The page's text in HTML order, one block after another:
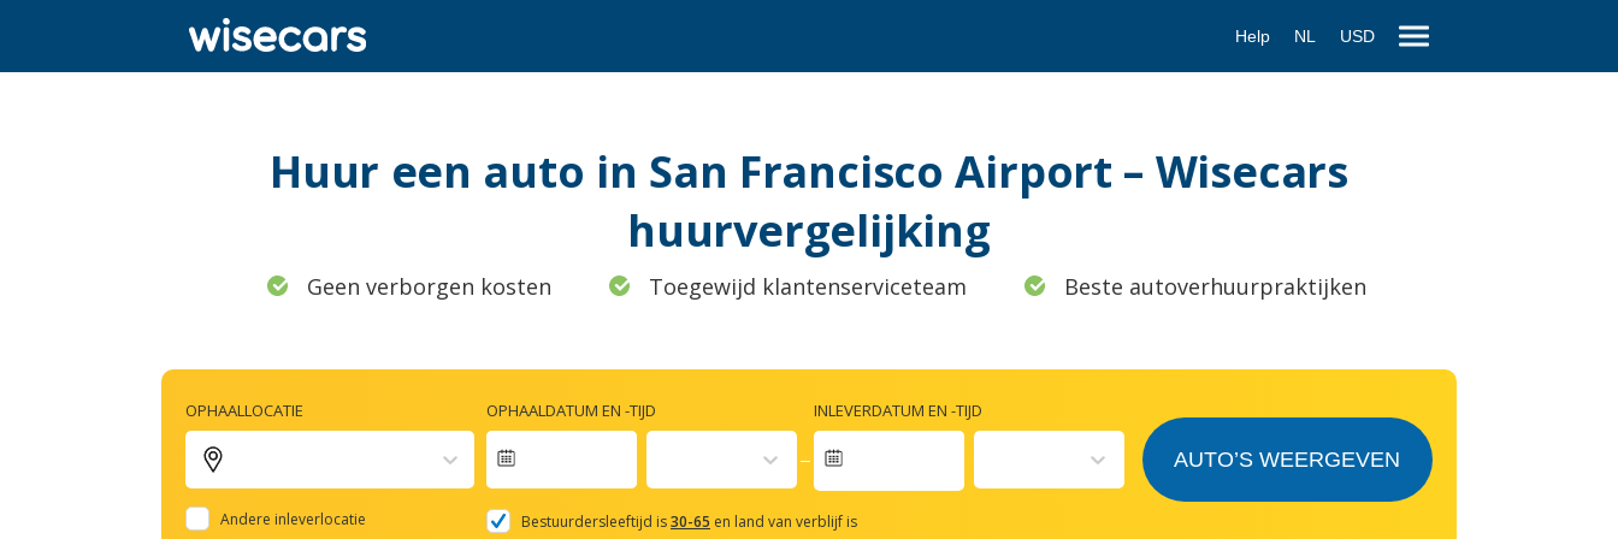
Help NL USD
Huur een auto in San Francisco Airport – Wisecars
huurvergelijking
Geen verborgen kosten Toegewijd klantenserviceteam Beste autoverhuurpraktijken
OPHAALLOCATIE
Andere inleverlocatie
OPHAALDATUM EN -TIJD
to
INLEVERDATUM EN -TIJD
Bestuurdersleeftijd is30-65 en land van verblijf is
AUTO’S WEERGEVEN